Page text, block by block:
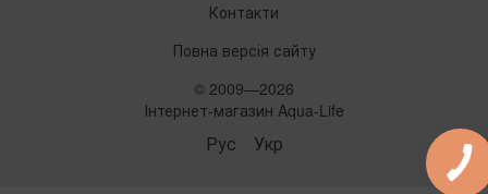
Контакти
Повна версія сайту
© 2009—2026
Інтернет-магазин Aqua-Life
Рус Укр